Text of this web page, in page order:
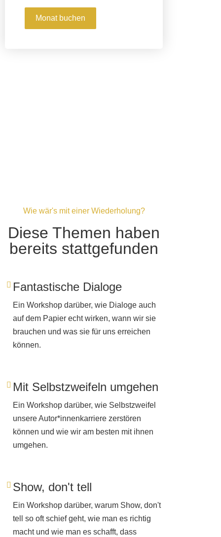
Monat buchen
Wie wär's mit einer Wiederholung?
Diese Themen haben
bereits stattgefunden
Fantastische Dialoge
Ein Workshop darüber, wie Dialoge auch
auf dem Papier echt wirken, wann wir sie
brauchen und was sie für uns erreichen
können.
Mit Selbstzweifeln umgehen
Ein Workshop darüber, wie Selbstzweifel
unsere Autor*innenkarriere zerstören
können und wie wir am besten mit ihnen
umgehen.
Show, don't tell
Ein Workshop darüber, warum Show, don't
tell so oft schief geht, wie man es richtig
macht und wie man es schafft, dass